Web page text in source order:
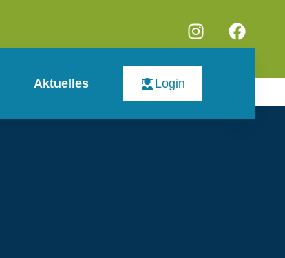
Aktuelles Login